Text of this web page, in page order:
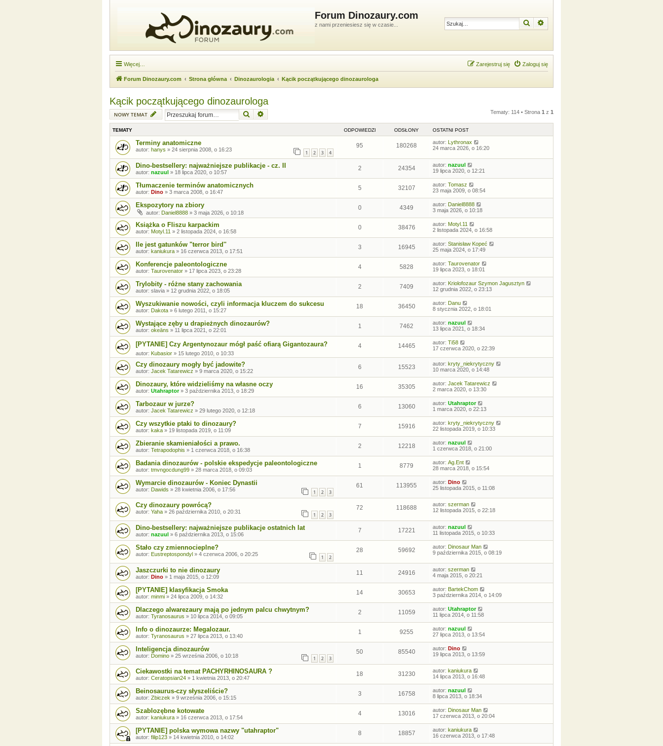
Forum Dinozaury.com
z nami przeniesiesz się w czasie... Szukaj
Więcej… Zaloguj się
Zarejestruj się
Forum Dinozaury.com Strona główna Dinozaurologia Kącik początkującego dinozaurologa
Kącik początkującego dinozaurologa
NOWY TEMAT Szukaj Tematy: 114 • Strona 1 z 1
TEMATY ODPOWIEDZI ODSŁONY OSTATNI POST
Terminy anatomiczne
autor: hanys » 24 sierpnia 2008, o 16:23 1 2 3 4
95 180268 autor: Lythronax
24 marca 2026, o 16:20
Dino-bestsellery: najważniejsze publikacje - cz. II
autor: nazuul » 18 lipca 2020, o 10:57
2 24354 autor: nazuul
19 lipca 2020, o 12:21
Tłumaczenie terminów anatomicznych
autor: Dino » 3 marca 2008, o 16:47
5 32107 autor: Tomasz
23 maja 2009, o 08:54
Ekspozytory na zbiory
autor: Daniel8888 » 3 maja 2026, o 10:18
0 4349 autor: Daniel8888
3 maja 2026, o 10:18
Książka o Fliszu karpackim
autor: Motyl.11 » 2 listopada 2024, o 16:58
0 38476 autor: Motyl.11
2 listopada 2024, o 16:58
Ile jest gatunków "terror bird''
autor: kaniukura » 16 czerwca 2013, o 17:51
3 16945 autor: Stanisław Kopeć
25 maja 2024, o 17:49
Konferencje paleontologiczne
autor: Taurovenator » 17 lipca 2023, o 23:28
4 5828 autor: Taurovenator
19 lipca 2023, o 18:01
Trylobity - różne stany zachowania
autor: slavia » 12 grudnia 2022, o 18:05
2 7409 autor: Kriolofozaur Szymon Jagusztyn
12 grudnia 2022, o 23:13
Wyszukiwanie nowości, czyli informacja kluczem do sukcesu
autor: Dakota » 6 lutego 2011, o 15:27
18 36450 autor: Danu
8 stycznia 2022, o 18:01
Wystające zęby u drapieżnych dinozaurów?
autor: okeāns » 11 lipca 2021, o 22:01
1 7462 autor: nazuul
13 lipca 2021, o 18:34
[PYTANIE] Czy Argentynozaur mógł paść ofiarą Gigantozaura?
autor: Kubasior » 15 lutego 2010, o 10:33
4 14465 autor: Ti58
17 czerwca 2020, o 22:39
Czy dinozaury mogły być jadowite?
autor: Jacek Tatarewicz » 9 marca 2020, o 15:22
6 15523 autor: kryty_niekrytyczny
10 marca 2020, o 14:48
Dinozaury, które widzieliśmy na własne oczy
autor: Utahraptor» 3 października 2013, o 18:29
16 35305 autor: Jacek Tatarewicz
2 marca 2020, o 13:30
Tarbozaur w jurze?
autor: Jacek Tatarewicz » 29 lutego 2020, o 12:18
6 13060 autor: Utahraptor
1 marca 2020, o 22:13
Czy wszytkie ptaki to dinozaury?
autor: kaka » 19 listopada 2019, o 11:09
7 15916 autor: kryty_niekrytyczny
22 listopada 2019, o 10:33
Zbieranie skamieniałości a prawo.
autor: Tetrapodophis » 1 czerwca 2018, o 16:38
2 12218 autor: nazuul
1 czerwca 2018, o 21:00
Badania dinozaurów - polskie ekspedycje paleontologiczne
autor: tmvngocdung99 » 28 marca 2018, o 09:03
1 8779 autor: Ag.Ent
28 marca 2018, o 15:54
Wymarcie dinozaurów - Koniec Dynastii
autor: Dawids » 28 kwietnia 2006, o 17:56 1 2 3
61 113955 autor: Dino
25 listopada 2015, o 11:08
Czy dinozaury powrócą?
autor: Yaha » 26 października 2010, o 20:31 1 2 3
72 118688 autor: szerman
12 listopada 2015, o 22:18
Dino-bestsellery: najważniejsze publikacje ostatnich lat
autor: nazuul » 6 października 2013, o 15:06
7 17221 autor: nazuul
11 listopada 2015, o 10:33
Stało czy zmiennocieplne?
autor: Eustreptospondyl » 4 czerwca 2006, o 20:25 1 2
28 59692 autor: Dinosaur Man
9 października 2015, o 08:19
Jaszczurki to nie dinozaury
autor: Dino » 1 maja 2015, o 12:09
11 24916 autor: szerman
4 maja 2015, o 20:21
[PYTANIE] klasyfikacja Smoka
autor: minmi » 24 lipca 2009, o 14:32
14 30653 autor: BartekChom
3 października 2014, o 14:09
Dlaczego alwarezaury mają po jednym palcu chwytnym?
autor: Tyranosaurus » 10 lipca 2014, o 09:05
2 11059 autor: Utahraptor
11 lipca 2014, o 11:58
Info o dinozaurze: Megalozaur.
autor: Tyranosaurus » 27 lipca 2013, o 13:40
1 9255 autor: nazuul
27 lipca 2013, o 13:54
Inteligencja dinozaurów
autor: Domino » 25 września 2006, o 10:18 1 2 3
50 85540 autor: Dino
19 lipca 2013, o 13:59
Ciekawostki na temat PACHYRHINOSAURA ?
autor: Ceratopsian24 » 1 kwietnia 2013, o 20:47
18 31230 autor: kaniukura
14 lipca 2013, o 16:48
Beinosaurus-czy słyszeliście?
autor: Zbiczek » 9 września 2006, o 15:15
3 16758 autor: nazuul
8 lipca 2013, o 18:34
Szablozębne kotowate
autor: kaniukura » 16 czerwca 2013, o 17:54
4 13016 autor: Dinosaur Man
17 czerwca 2013, o 20:04
[PYTANIE] polska wymowa nazwy "utahraptor"
autor: filip123 » 14 kwietnia 2010, o 14:02
8 18857 autor: kaniukura
16 czerwca 2013, o 17:48